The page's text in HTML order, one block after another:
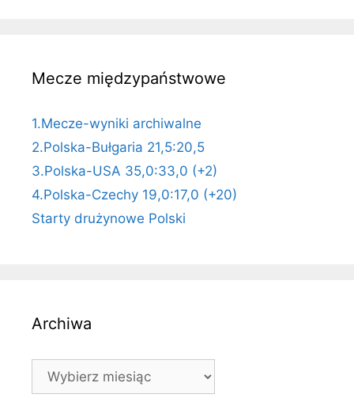
Mecze międzypaństwowe
1.Mecze-wyniki archiwalne
2.Polska-Bułgaria 21,5:20,5
3.Polska-USA 35,0:33,0 (+2)
4.Polska-Czechy 19,0:17,0 (+20)
Starty drużynowe Polski
Archiwa
Archiwa